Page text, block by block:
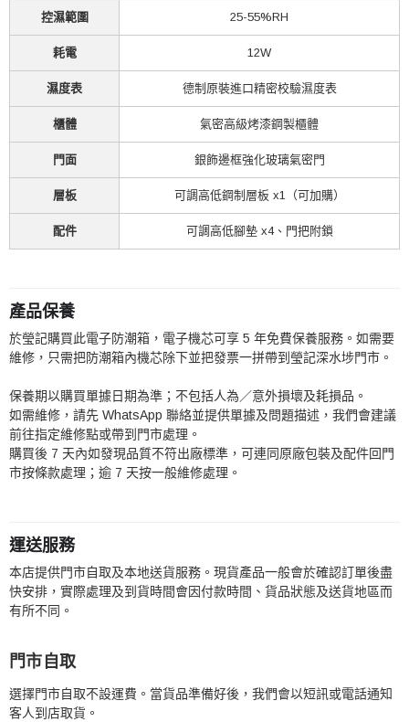
控濕範圍 25-55%RH
耗電 12W
濕度表 德制原裝進口精密校驗濕度表
櫃體 氣密高級烤漆鋼製櫃體
門面 銀飾邊框強化玻璃氣密門
層板 可調高低鋼制層板 x1（可加購）
配件 可調高低腳墊 x4、門把附鎖
產品保養
於瑩記購買此電子防潮箱，電子機芯可享 5 年免費保養服務。如需要
維修，只需把防潮箱內機芯除下並把發票一拼帶到瑩記深水埗門市。
保養期以購買單據日期為準；不包括人為／意外損壞及耗損品。
如需維修，請先 WhatsApp 聯絡並提供單據及問題描述，我們會建議
前往指定維修點或帶到門市處理。
購買後 7 天內如發現品質不符出廠標準，可連同原廠包裝及配件回門
市按條款處理；逾 7 天按一般維修處理。
運送服務
本店提供門市自取及本地送貨服務。現貨產品一般會於確認訂單後盡
快安排，實際處理及到貨時間會因付款時間、貨品狀態及送貨地區而
有所不同。
門市自取
選擇門市自取不設運費。當貨品準備好後，我們會以短訊或電話通知
客人到店取貨。